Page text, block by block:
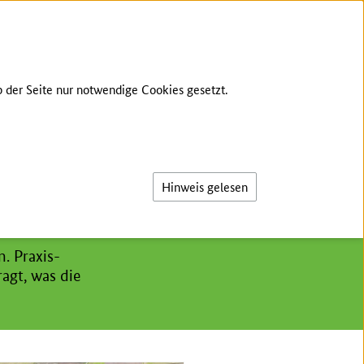
Praxis-
was die
Seite nur notwendige Cookies gesetzt.
Hinweis gelesen